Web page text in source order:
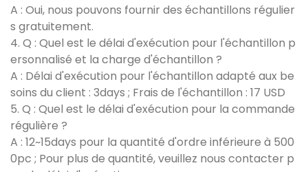
A : Oui, nous pouvons fournir des échantillons régulier
s gratuitement.
4. Q : Quel est le délai d'exécution pour l'échantillon p
ersonnalisé et la charge d'échantillon ?
A : Délai d'exécution pour l'échantillon adapté aux be
soins du client : 3days ; Frais de l'échantillon : 17 USD
5. Q : Quel est le délai d'exécution pour la commande
régulière ?
A : 12~15days pour la quantité d'ordre inférieure à 500
0pc ; Pour plus de quantité, veuillez nous contacter p